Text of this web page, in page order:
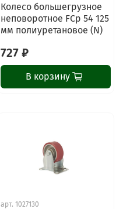
Колесо большегрузное
неповоротное FCp 54 125
мм полиуретановое (N)
727 ₽
В корзину
арт. 1027130